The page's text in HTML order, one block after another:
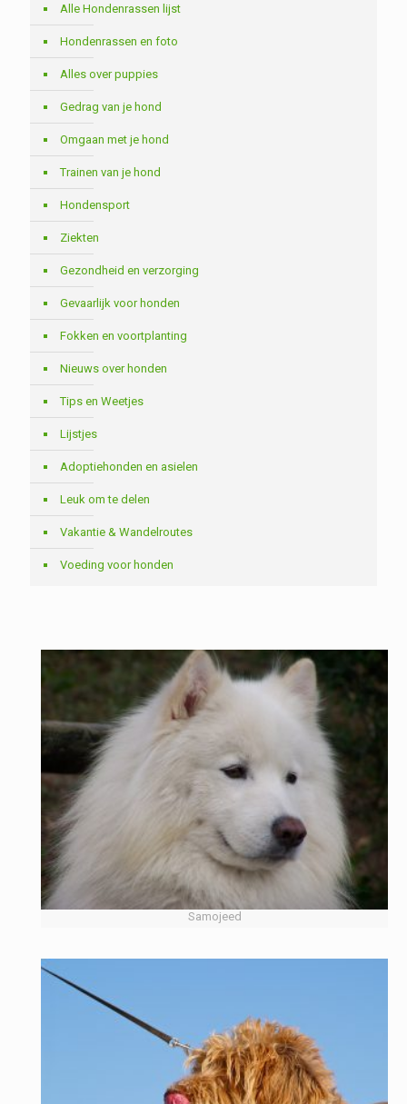
Alle Hondenrassen lijst
Hondenrassen en foto
Alles over puppies
Gedrag van je hond
Omgaan met je hond
Trainen van je hond
Hondensport
Ziekten
Gezondheid en verzorging
Gevaarlijk voor honden
Fokken en voortplanting
Nieuws over honden
Tips en Weetjes
Lijstjes
Adoptiehonden en asielen
Leuk om te delen
Vakantie & Wandelroutes
Voeding voor honden
Samojeed